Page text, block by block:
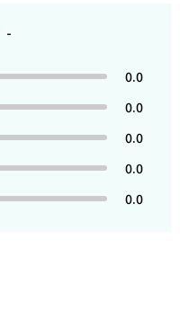
-
0.0
0.0
0.0
0.0
0.0